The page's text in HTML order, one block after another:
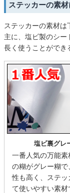
ステッカーの素
ステッカーの素材は
主に、塩ビ製のシー
長く使うことができ
塩ビ裏グレ
一番人気の万能素
の糊がグレー糊で
性も高く、ステッ
て使いやすい素材